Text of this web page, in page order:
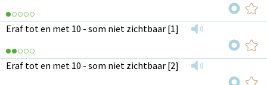
Eraf tot en met 10 - som niet zichtbaar [1]
Eraf tot en met 10 - som niet zichtbaar [2]